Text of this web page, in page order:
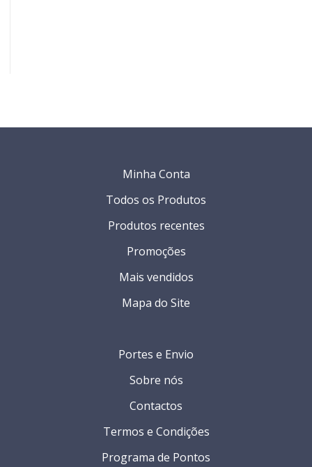
Portes e Envio
Sobre nós
Contactos
Termos e Condições
Programa de Pontos
Minha Conta
Todos os Produtos
Produtos recentes
Promoções
Mais vendidos
Mapa do Site